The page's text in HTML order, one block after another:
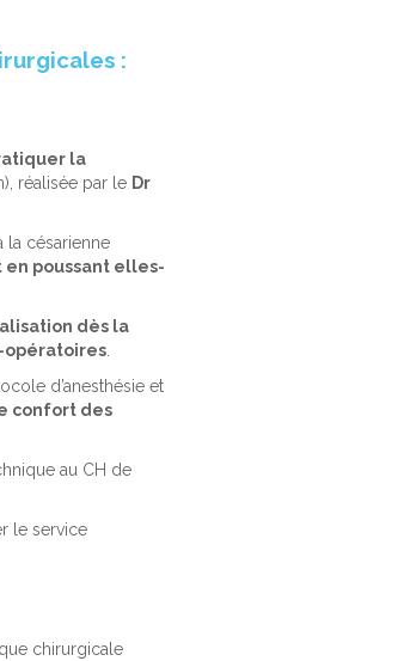
:
la
réalisée par le Dr
la césarienne
en poussant elles-
dès la
opératoires.
d’anesthésie et
confort des
au CH de
le service
chirurgicale